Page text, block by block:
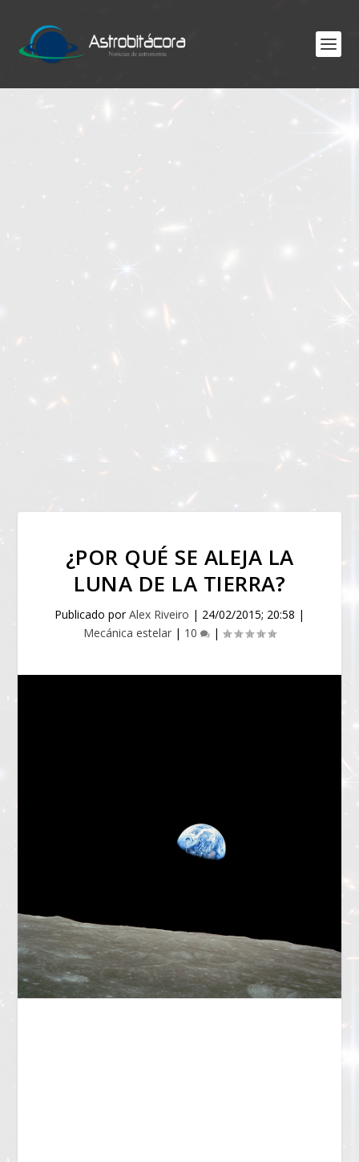
¿POR QUÉ SE ALEJA LA
LUNA DE LA TIERRA?
Publicado porAlex Riveiro | 24/02/2015; 20:58 |
Mecánica estelar | 10 |